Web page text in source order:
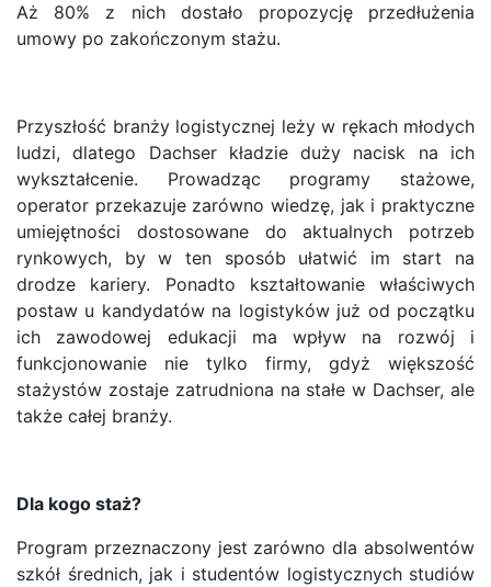
Aż 80% z nich dostało propozycję przedłużenia
umowy po zakończonym stażu.
Przyszłość branży logistycznej leży w rękach młodych
ludzi, dlatego Dachser kładzie duży nacisk na ich
wykształcenie. Prowadząc programy stażowe,
operator przekazuje zarówno wiedzę, jak i praktyczne
umiejętności dostosowane do aktualnych potrzeb
rynkowych, by w ten sposób ułatwić im start na
drodze kariery. Ponadto kształtowanie właściwych
postaw u kandydatów na logistyków już od początku
ich zawodowej edukacji ma wpływ na rozwój i
funkcjonowanie nie tylko firmy, gdyż większość
stażystów zostaje zatrudniona na stałe w Dachser, ale
także całej branży.
Dla kogo staż?
Program przeznaczony jest zarówno dla absolwentów
szkół średnich, jak i studentów logistycznych studiów